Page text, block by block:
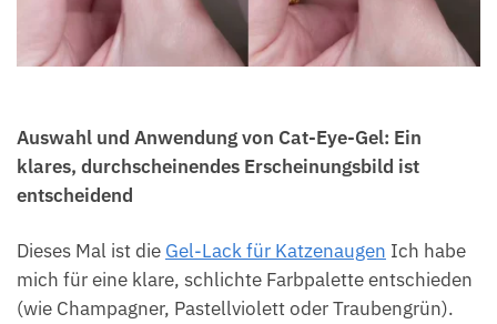
Auswahl und Anwendung von Cat-Eye-Gel: Ein
klares, durchscheinendes Erscheinungsbild ist
entscheidend
Dieses Mal ist die Gel-Lack für Katzenaugen Ich habe
mich für eine klare, schlichte Farbpalette entschieden
(wie Champagner, Pastellviolett oder Traubengrün).